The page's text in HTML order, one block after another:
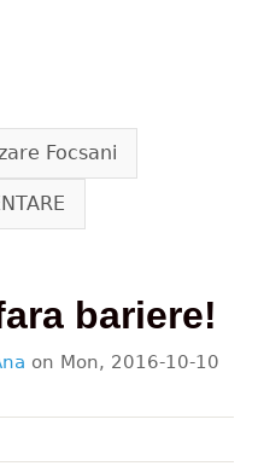
Focsani
bariere!
on Mon, 2016-10-10